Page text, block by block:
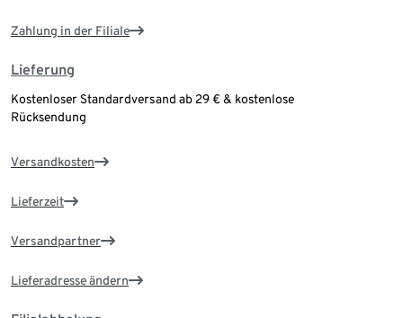
Zahlung in der Filiale
Lieferung
Kostenloser Standardversand ab 29 € & kostenlose
Rücksendung
Versandkosten
Lieferzeit
Versandpartner
Lieferadresse ändern